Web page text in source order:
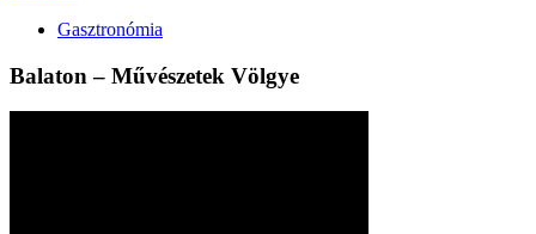
Gasztronómia
Balaton – Művészetek Völgye